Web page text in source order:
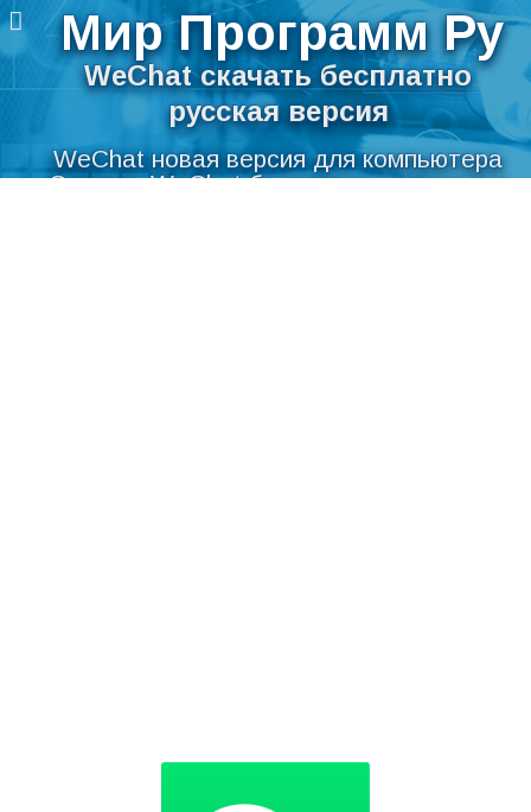
Мир Программ Ру
WeChat скачать бесплатно
русская версия
WeChat новая версия для компьютера
Скачать WeChat бесплатно на русском